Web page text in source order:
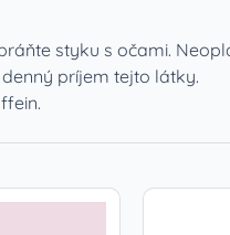
styku s očami.
príjem tejto látky.